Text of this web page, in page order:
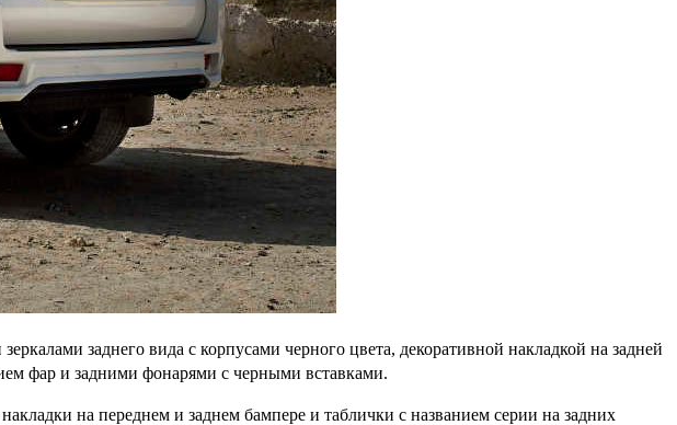
заднего вида с корпусами черного цвета, декоративной накладкой на задней
фар и задними фонарями с черными вставками.
на переднем и заднем бампере и таблички с названием серии на задних